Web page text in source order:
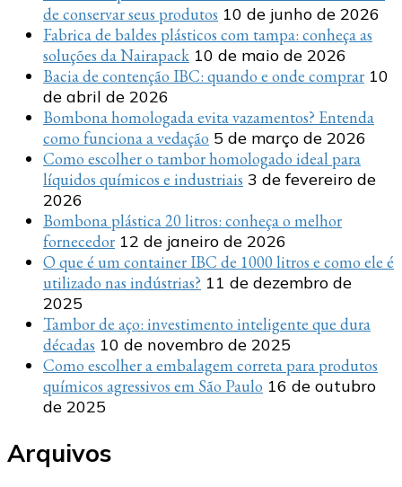
de conservar seus produtos 10 de junho de 2026
Fabrica de baldes plásticos com tampa: conheça as
soluções da Nairapack 10 de maio de 2026
Bacia de contenção IBC: quando e onde comprar 10
de abril de 2026
Bombona homologada evita vazamentos? Entenda
como funciona a vedação 5 de março de 2026
Como escolher o tambor homologado ideal para
líquidos químicos e industriais 3 de fevereiro de
2026
Bombona plástica 20 litros: conheça o melhor
fornecedor 12 de janeiro de 2026
O que é um container IBC de 1000 litros e como ele é
utilizado nas indústrias? 11 de dezembro de
2025
Tambor de aço: investimento inteligente que dura
décadas 10 de novembro de 2025
Como escolher a embalagem correta para produtos
químicos agressivos em São Paulo 16 de outubro
de 2025
Arquivos